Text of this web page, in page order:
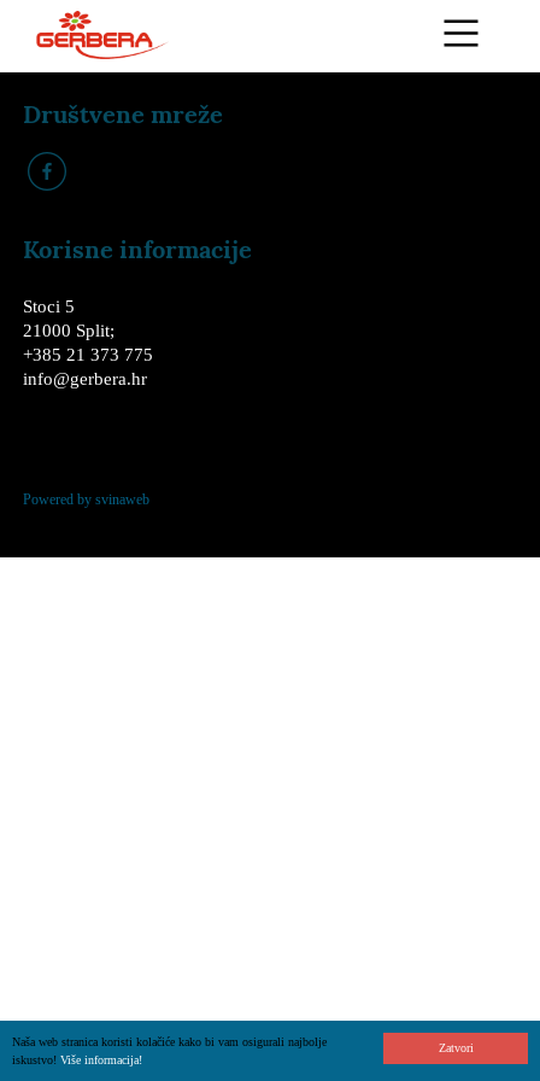
Zatvori
Naša web stranica koristi kolačiće kako bi vam osigurali najbolje
iskustvo! Više informacija!
Društvene mreže
k
Korisne informacije
Stoci 5
21000 Split;
+385 21 373 775
info@gerbera.hr
Powered by svinaweb